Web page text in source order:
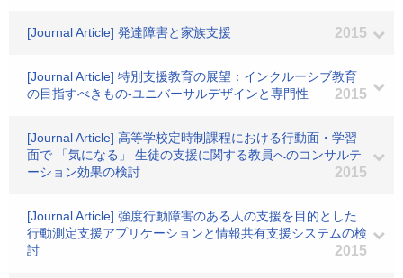
[Journal Article] 発達障害と家族支援 2015
[Journal Article] 特別支援教育の展望：インクルーシブ教育
の目指すべきもの-ユニバーサルデザインと専門性
2015
[Journal Article] 高等学校定時制課程における行動面・学習
面で 「気になる」 生徒の支援に関する教員へのコンサルテ
ーション効果の検討
2015
[Journal Article] 強度行動障害のある人の支援を目的とした
行動測定支援アプリケーションと情報共有支援システムの検
討
2015